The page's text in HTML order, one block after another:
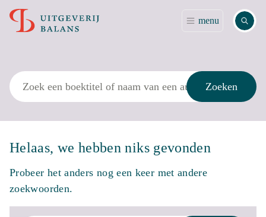
menu Zoek
Zoek
Zoeken
Helaas, we hebben niks gevonden
Probeer het anders nog een keer met andere
zoekwoorden.